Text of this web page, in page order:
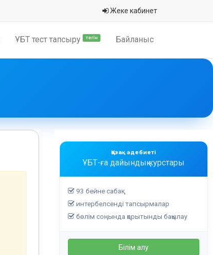
Жеке кабинет
ҰБТ тест тапсыру тегін Байланыс
Қазақ әдебиеті
ҰБТ-ға дайындық курстары
93 бейне сабақ
интербелсенді тапсырмалар
бөлім соңында қорытынды бақылау
Білім алу